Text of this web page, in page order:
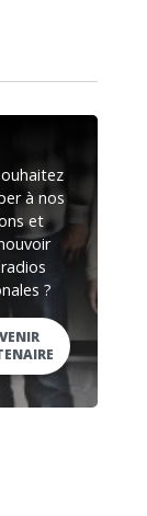
à nos
et
?